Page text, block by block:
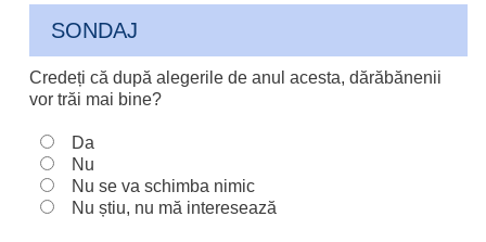
SONDAJ
Credeți că după alegerile de anul acesta, dărăbănenii
vor trăi mai bine?
Da
Nu
Nu se va schimba nimic
Nu știu, nu mă interesează